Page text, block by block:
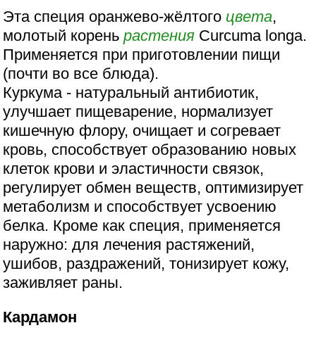
Эта специя оранжево-жёлтого цвета,
молотый кореньрастения Curcuma longa.
Применяется при приготовлении пищи
(почти во все блюда).
Куркума - натуральный антибиотик,
улучшает пищеварение, нормализует
кишечную флору, очищает и согревает
кровь, способствует образованию новых
клеток крови и эластичности связок,
регулирует обмен веществ, оптимизирует
метаболизм и способствует усвоению
белка. Кроме как специя, применяется
наружно: для лечения растяжений,
ушибов, раздражений, тонизирует кожу,
заживляет раны.
Кардамон